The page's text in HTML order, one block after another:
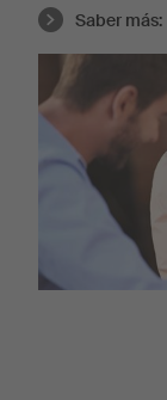
Saber más: